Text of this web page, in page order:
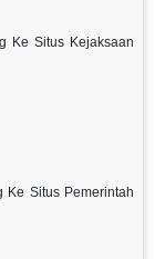
Ke Situs Kejaksaan
Ke Situs Pemerintah